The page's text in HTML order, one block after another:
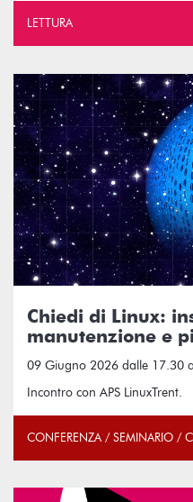
LETTURA
Chiedi di Linux:
manutenzione e
09 Giugno 2026 dalle 17.30
Incontro con APS LinuxTrent.
CONFERENZA / SEMINARIO /